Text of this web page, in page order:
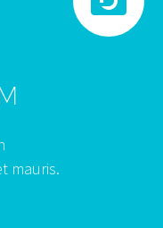
mauris.